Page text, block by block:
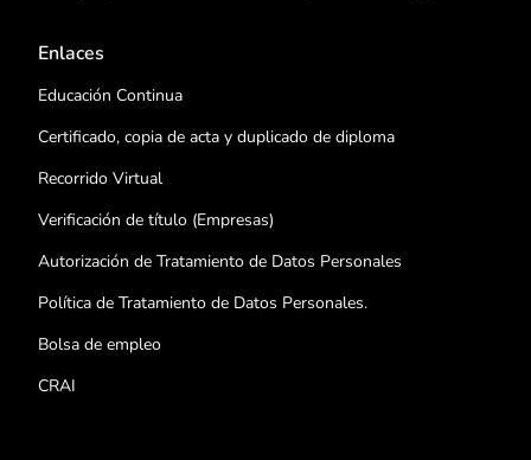
Enlaces
Educación Continua
Certificado, copia de acta y duplicado de diploma
Recorrido Virtual
Verificación de título (Empresas)
Autorización de Tratamiento de Datos Personales
Política de Tratamiento de Datos Personales.
Bolsa de empleo
CRAI